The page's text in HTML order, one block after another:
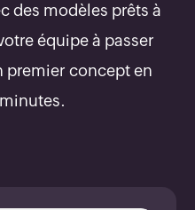
des modèles prêts à
équipe à passer
premier concept en